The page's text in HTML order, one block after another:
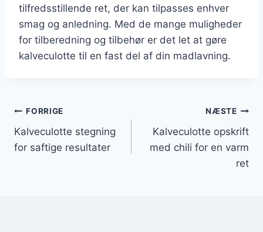
tilfredsstillende ret, der kan tilpasses enhver
smag og anledning. Med de mange muligheder
for tilberedning og tilbehør er det let at gøre
kalveculotte til en fast del af din madlavning.
Indlægsnavigation
FORRIGE
Kalveculotte stegning
for saftige resultater
NÆSTE
Kalveculotte opskrift
med chili for en varm
ret